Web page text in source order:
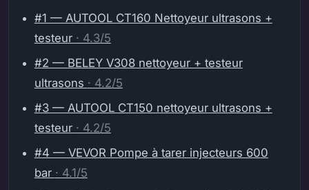
#1 — AUTOOL CT160 Nettoyeur ultrasons +
testeur · 4.3/5
#2 — BELEY V308 nettoyeur + testeur
ultrasons · 4.2/5
#3 — AUTOOL CT150 nettoyeur ultrasons +
testeur · 4.2/5
#4 — VEVOR Pompe à tarer injecteurs 600
bar · 4.1/5